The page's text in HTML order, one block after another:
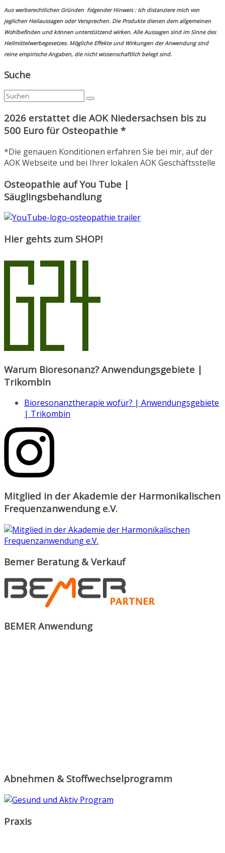
Aus werberechtlichen Gründen folgender Hinweis : Ich distanziere mich von
jeglichen Heilaussagen oder Versprechen. Die Produkte dienen dem allgemeinen
Wohlbefinden und können unterstützend wirken. Alle Aussagen sind im Sinne des
Heilmittelwerbegesetzes. Mögliche Effekte und Wirkungen der Anwendung sind
reine empirische Angaben, die nicht wissenschaftlich belegt sind.
Suche
2026 erstattet die AOK Niedersachsen bis zu
500 Euro für Osteopathie *
*Die genauen Konditionen erfahren Sie bei mir, auf der
AOK Webseite und bei Ihrer lokalen AOK Geschäftsstelle
Osteopathie auf You Tube |
Säuglingsbehandlung
Hier gehts zum SHOP!
Warum Bioresonanz? Anwendungsgebiete |
Trikombin
Bioresonanztherapie wofür? | Anwendungsgebiete
| Trikombin
Mitglied in der Akademie der Harmonikalischen
Frequenzanwendung e.V.
Bemer Beratung & Verkauf
BEMER Anwendung
Abnehmen & Stoffwechselprogramm
Praxis